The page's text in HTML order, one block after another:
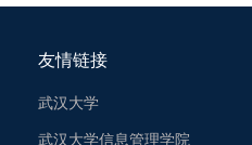
友情链接
武汉大学
武汉大学信息管理学院